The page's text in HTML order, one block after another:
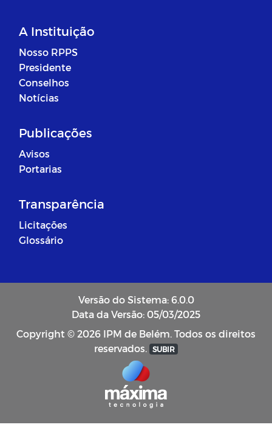
A Instituição
Nosso RPPS
Presidente
Conselhos
Notícias
Publicações
Avisos
Portarias
Transparência
Licitações
Glossário
Versão do Sistema: 6.0.0
Data da Versão: 05/03/2025
Copyright © 2026 IPM de Belém. Todos os direitos
reservados. SUBIR